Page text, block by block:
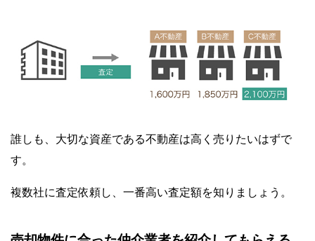
誰しも、大切な資産である不動産は高く売りたいはずで
す。
複数社に査定依頼し、一番高い査定額を知りましょう。